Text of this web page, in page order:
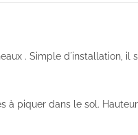
. Simple d´installation, il
à piquer dans le sol.